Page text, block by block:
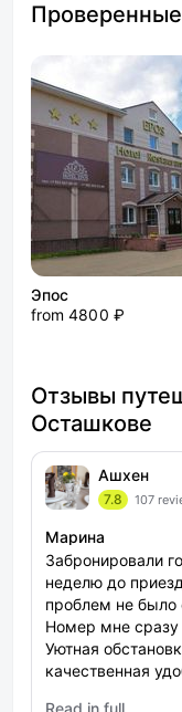
Эпос
from 4800 ₽
Отзывы
Осташкове
Ашхен
7.8 107
Марина
Забронировали
неделю до
проблем не было
Номер мне сразу
Уютная
качественная
Read in full